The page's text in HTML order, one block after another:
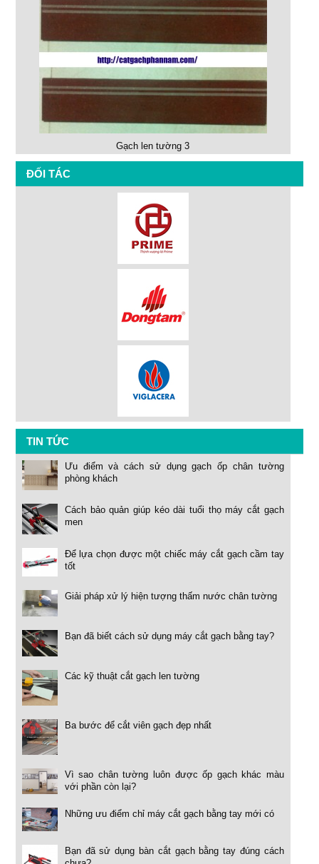
Gạch len tường 3
ĐỐI TÁC
TIN TỨC
Ưu điểm và cách sử dụng gạch ốp chân tường
phòng khách
Cách bảo quản giúp kéo dài tuổi thọ máy cắt gạch
men
Để lựa chọn được một chiếc máy cắt gạch cầm tay
tốt
Giải pháp xử lý hiện tượng thấm nước chân tường
Bạn đã biết cách sử dụng máy cắt gạch bằng tay?
Các kỹ thuật cắt gạch len tường
Ba bước để cắt viên gạch đẹp nhất
Vì sao chân tường luôn được ốp gạch khác màu
với phần còn lại?
Những ưu điểm chỉ máy cắt gạch bằng tay mới có
Bạn đã sử dụng bàn cắt gạch bằng tay đúng cách